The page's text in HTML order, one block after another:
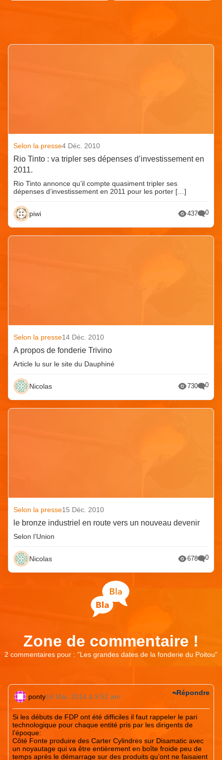
Selon la presse4 Déc. 2010
Rio Tinto : va tripler ses dépenses d’investissement en
2011.
Rio Tinto annonce qu’il compte quasiment tripler ses
dépenses d’investissement en 2011 pour les porter […]
piwi 437 0
Selon la presse14 Déc. 2010
A propos de fonderie Trivino
Article lu sur le site du Dauphiné
Nicolas 730 0
Selon la presse15 Déc. 2010
le bronze industriel en route vers un nouveau devenir
Selon l’Union
Nicolas 678 0
Zone de commentaire !
2 commentaires pour : "Les grandes dates de la fonderie du Poitou"
ponty16 Mai. 2014 à 9:52 am
Si les débuts de FDP ont été difficiles il faut rappeler le pari
technologique pour chaque entité pris par les dirigents de
l’époque:
Côté Fonte produire des Carter Cylindres sur Disamatic avec
un noyautage qui va être entièrement en boîte froide peu de
temps après le démarrage sur des produits qu’ont ne faisaient
Répondre